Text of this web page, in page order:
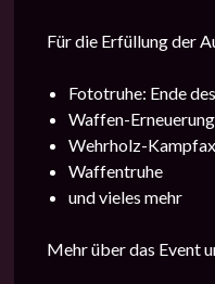
Für die Erfüllung der
Fototruhe: Ende
Waffen-
Wehrholz-
Waffentruhe
und vieles mehr
Mehr über das Event